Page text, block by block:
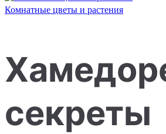
Комнатные цветы и растения
секреты